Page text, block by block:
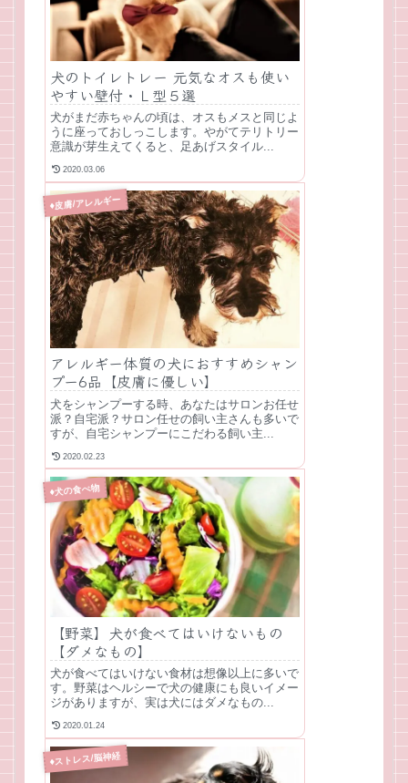
犬のトイレトレー 元気なオスも使い
やすい壁付・Ｌ型５選
犬がまだ赤ちゃんの頃は、オスもメスと同じよ
うに座っておしっこします。やがてテリトリー
意識が芽生えてくると、足あげスタイル...
2020.03.06
♦皮膚/アレルギー
アレルギー体質の犬におすすめシャン
プー6品【皮膚に優しい】
犬をシャンプーする時、あなたはサロンお任せ
派？自宅派？サロン任せの飼い主さんも多いで
すが、自宅シャンプーにこだわる飼い主...
2020.02.23
♦犬の食べ物
【野菜】犬が食べてはいけないもの
【ダメなもの】
犬が食べてはいけない食材は想像以上に多いで
す。野菜はヘルシーで犬の健康にも良いイメー
ジがありますが、実は犬にはダメなもの...
2020.01.24
♦ストレス/脳神経